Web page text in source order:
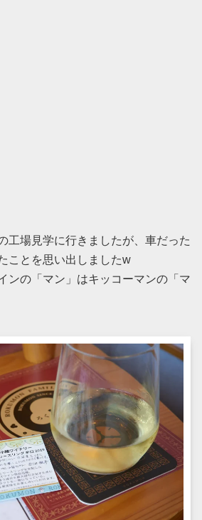
工場見学に行きましたが、車だった
ことを思い出しましたw
ンの「マン」はキッコーマンの「マ